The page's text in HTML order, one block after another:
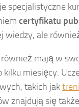
specjalistyczne
certyfikatu
wiedzy, ale
mają w
miesięcy.
takich jak
znajdują się